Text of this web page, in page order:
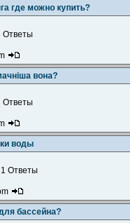
где можно купить?
Ответы
вона?
Ответы
воды
Ответы
бассейна?